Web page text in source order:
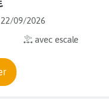
09/2026
avec escale